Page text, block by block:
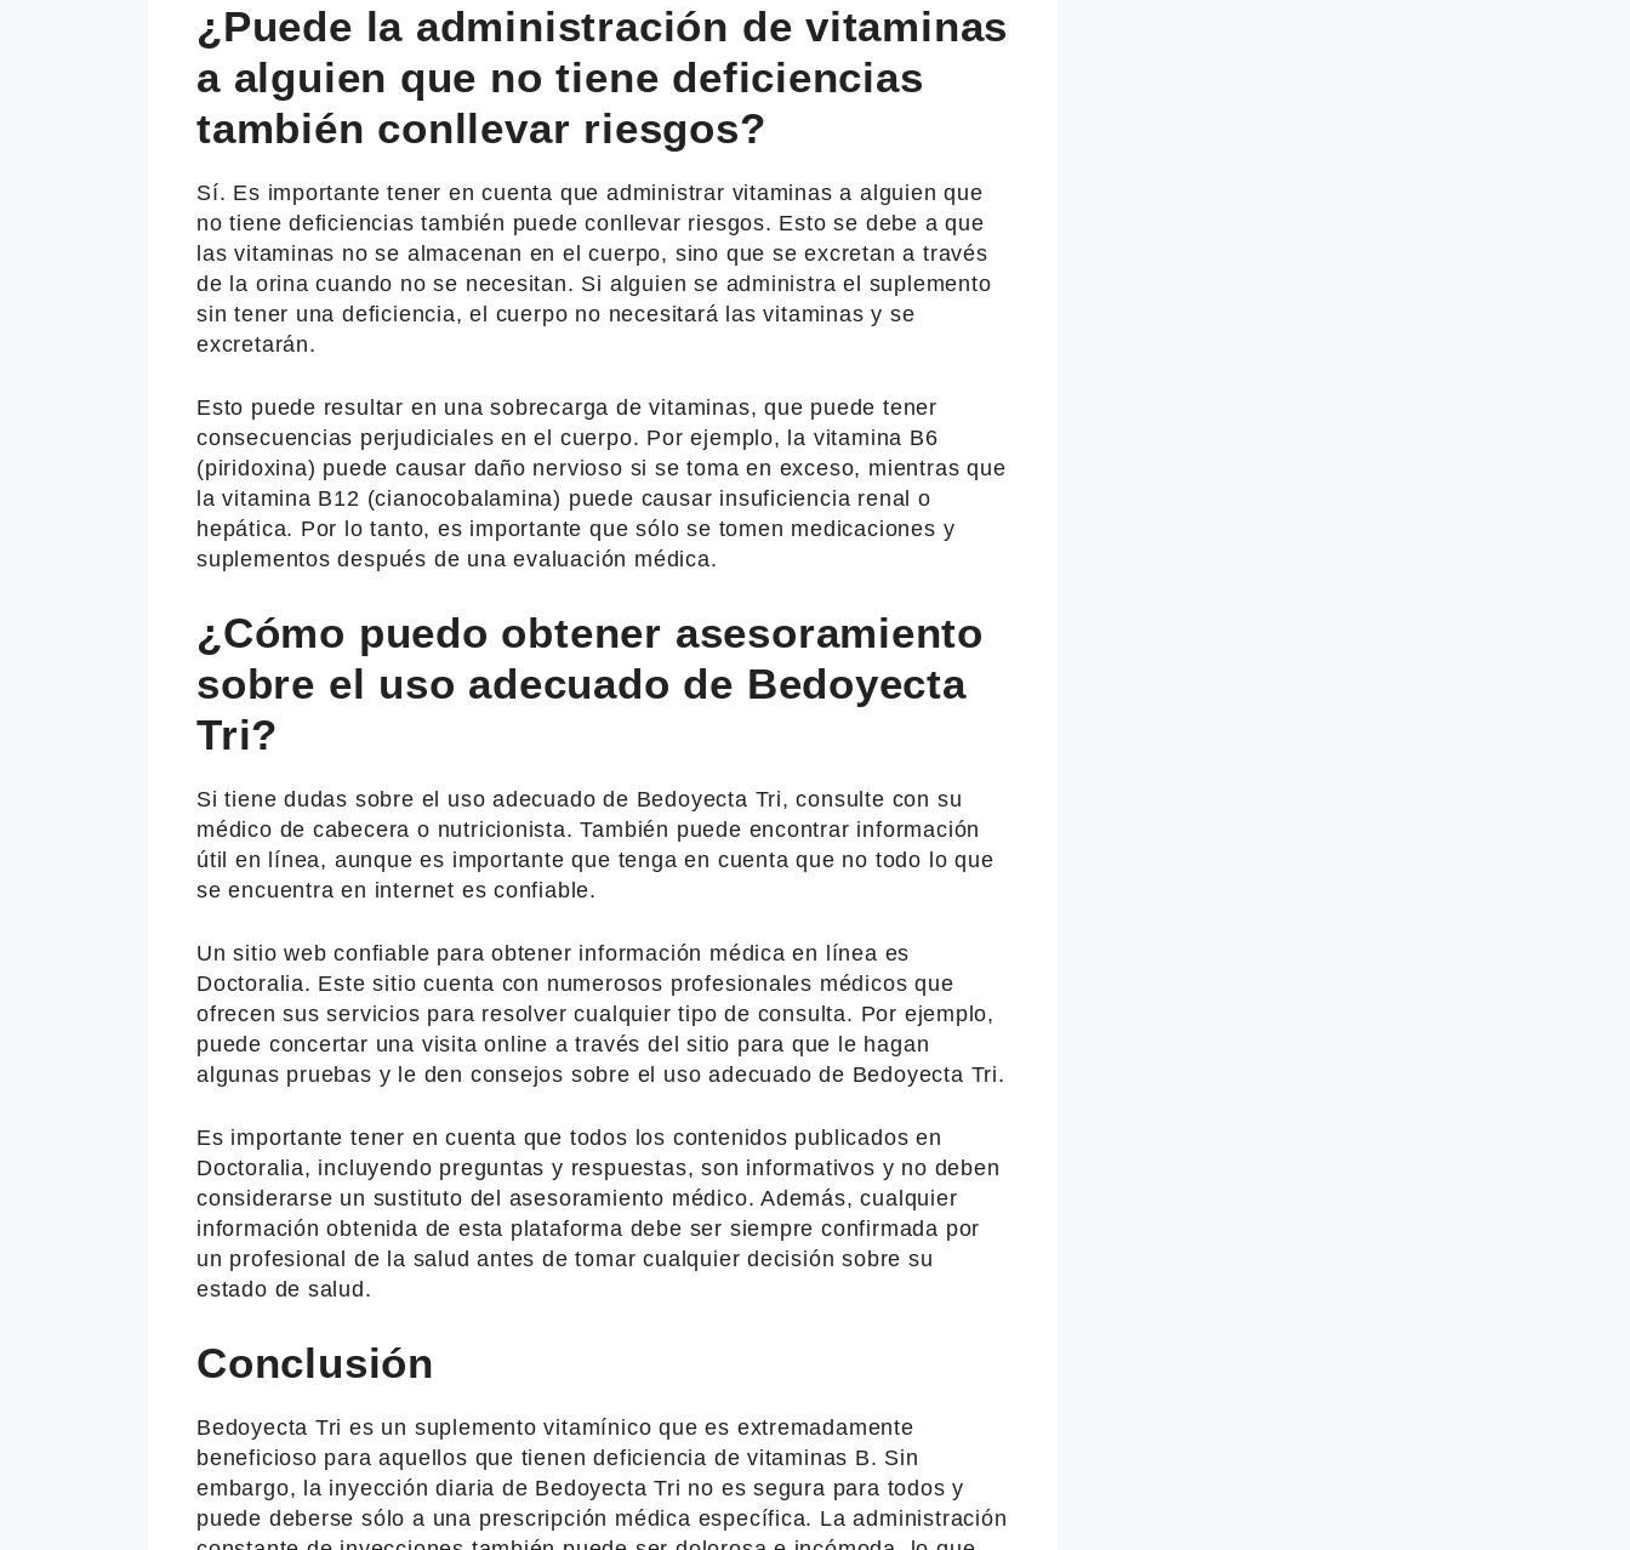
¿Puede la administración de vitaminas
a alguien que no tiene deficiencias
también conllevar riesgos?
Sí. Es importante tener en cuenta que administrar vitaminas a alguien que
no tiene deficiencias también puede conllevar riesgos. Esto se debe a que
las vitaminas no se almacenan en el cuerpo, sino que se excretan a través
de la orina cuando no se necesitan. Si alguien se administra el suplemento
sin tener una deficiencia, el cuerpo no necesitará las vitaminas y se
excretarán.
Esto puede resultar en una sobrecarga de vitaminas, que puede tener
consecuencias perjudiciales en el cuerpo. Por ejemplo, la vitamina B6
(piridoxina) puede causar daño nervioso si se toma en exceso, mientras que
la vitamina B12 (cianocobalamina) puede causar insuficiencia renal o
hepática. Por lo tanto, es importante que sólo se tomen medicaciones y
suplementos después de una evaluación médica.
¿Cómo puedo obtener asesoramiento
sobre el uso adecuado de Bedoyecta
Tri?
Si tiene dudas sobre el uso adecuado de Bedoyecta Tri, consulte con su
médico de cabecera o nutricionista. También puede encontrar información
útil en línea, aunque es importante que tenga en cuenta que no todo lo que
se encuentra en internet es confiable.
Un sitio web confiable para obtener información médica en línea es
Doctoralia. Este sitio cuenta con numerosos profesionales médicos que
ofrecen sus servicios para resolver cualquier tipo de consulta. Por ejemplo,
puede concertar una visita online a través del sitio para que le hagan
algunas pruebas y le den consejos sobre el uso adecuado de Bedoyecta Tri.
Es importante tener en cuenta que todos los contenidos publicados en
Doctoralia, incluyendo preguntas y respuestas, son informativos y no deben
considerarse un sustituto del asesoramiento médico. Además, cualquier
información obtenida de esta plataforma debe ser siempre confirmada por
un profesional de la salud antes de tomar cualquier decisión sobre su
estado de salud.
Conclusión
Bedoyecta Tri es un suplemento vitamínico que es extremadamente
beneficioso para aquellos que tienen deficiencia de vitaminas B. Sin
embargo, la inyección diaria de Bedoyecta Tri no es segura para todos y
puede deberse sólo a una prescripción médica específica. La administración